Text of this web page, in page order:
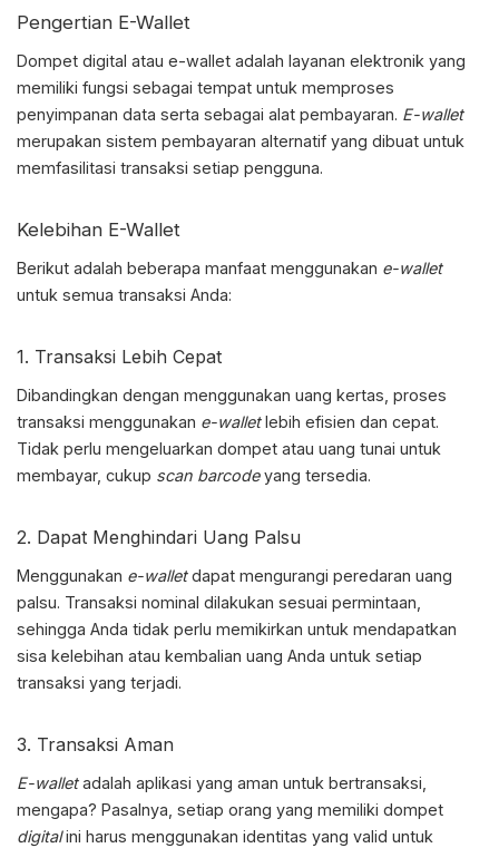
Pengertian E-Wallet
Dompet digital atau e-wallet adalah layanan elektronik yang
memiliki fungsi sebagai tempat untuk memproses
penyimpanan data serta sebagai alat pembayaran. E-wallet
merupakan sistem pembayaran alternatif yang dibuat untuk
memfasilitasi transaksi setiap pengguna.
Kelebihan E-Wallet
Berikut adalah beberapa manfaat menggunakan e-wallet
untuk semua transaksi Anda:
1. Transaksi Lebih Cepat
Dibandingkan dengan menggunakan uang kertas, proses
transaksi menggunakan e-walletlebih efisien dan cepat.
Tidak perlu mengeluarkan dompet atau uang tunai untuk
membayar, cukup scan barcodeyang tersedia.
2. Dapat Menghindari Uang Palsu
Menggunakan e-walletdapat mengurangi peredaran uang
palsu. Transaksi nominal dilakukan sesuai permintaan,
sehingga Anda tidak perlu memikirkan untuk mendapatkan
sisa kelebihan atau kembalian uang Anda untuk setiap
transaksi yang terjadi.
3. Transaksi Aman
E-walletadalah aplikasi yang aman untuk bertransaksi,
mengapa? Pasalnya, setiap orang yang memiliki dompet
digitalini harus menggunakan identitas yang valid untuk